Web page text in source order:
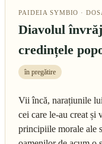
PAIDEIA SYMBIO ·
Diavolul
credințele
în pregătire
Vii încă, narațiunile
cei care le-au creat și
principiile morale ale